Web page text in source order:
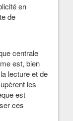
en
de
centrale
est, bien
lecture et de
les
est
ces